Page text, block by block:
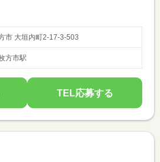
市 大垣内町2-17-3-503
方市駅
TEL応募する